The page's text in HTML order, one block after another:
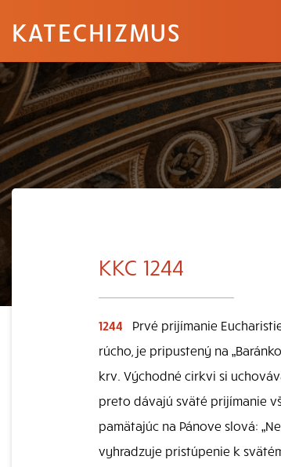
KATECHIZMUS
KKC 1244
1244
Prvé prijímanie
rúcho, je pripustený na
krv. Východné cirkvi si
preto dávajú sväté prijímanie
pamätajúc na Pánove slová:
vyhradzuje pristúpenie k